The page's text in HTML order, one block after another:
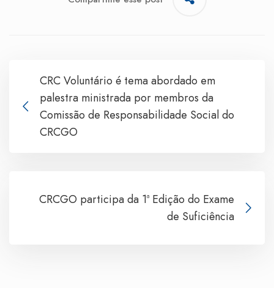
CRC Voluntário é tema abordado em
palestra ministrada por membros da
Comissão de Responsabilidade Social do
CRCGO
CRCGO participa da 1ª Edição do Exame
de Suficiência